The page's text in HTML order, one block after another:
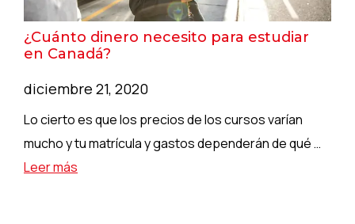
¿Cuánto dinero necesito para estudiar
en Canadá?
diciembre 21, 2020
Lo cierto es que los precios de los cursos varían
mucho y tu matrícula y gastos dependerán de qué …
Leer más